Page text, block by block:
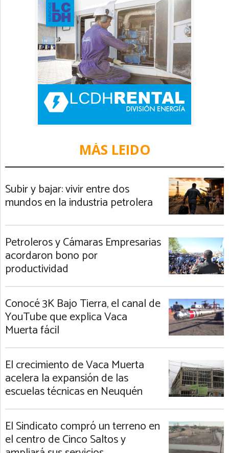
MÁS LEIDO
Subir y bajar: vivir entre dos
mundos en la industria petrolera
Petroleros y Cámaras Empresarias
acordaron bono por
productividad
Conocé 3K Bajo Tierra, el canal de
YouTube que explica Vaca
Muerta fácil
El crecimiento de Vaca Muerta
acelera la expansión de las
escuelas técnicas en Neuquén
El Sindicato compró un terreno en
el centro de Cinco Saltos y